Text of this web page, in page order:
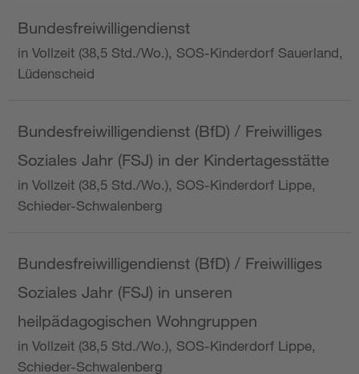
Bundesfreiwilligendienst
in Vollzeit (38,5 Std./Wo.), SOS-Kinderdorf Sauerland,
Lüdenscheid
Bundesfreiwilligendienst (BfD) / Freiwilliges
Soziales Jahr (FSJ) in der Kindertagesstätte
in Vollzeit (38,5 Std./Wo.), SOS-Kinderdorf Lippe,
Schieder-Schwalenberg
Bundesfreiwilligendienst (BfD) / Freiwilliges
Soziales Jahr (FSJ) in unseren
heilpädagogischen Wohngruppen
in Vollzeit (38,5 Std./Wo.), SOS-Kinderdorf Lippe,
Schieder-Schwalenberg